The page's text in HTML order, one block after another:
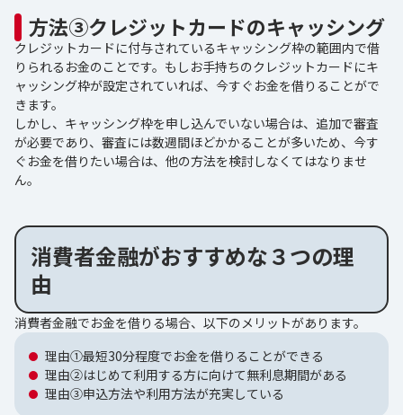
方法③クレジットカードのキャッシング
クレジットカードに付与されているキャッシング枠の範囲内で借
りられるお金のことです。もしお手持ちのクレジットカードにキ
ャッシング枠が設定されていれば、今すぐお金を借りることがで
きます。
しかし、キャッシング枠を申し込んでいない場合は、追加で審査
が必要であり、審査には数週間ほどかかることが多いため、今す
ぐお金を借りたい場合は、他の方法を検討しなくてはなりませ
ん。
消費者金融がおすすめな３つの理
由
消費者金融でお金を借りる場合、以下のメリットがあります。
理由①最短30分程度でお金を借りることができる
理由②はじめて利用する方に向けて無利息期間がある
理由③申込方法や利用方法が充実している